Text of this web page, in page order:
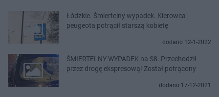
Łódzkie. Śmiertelny wypadek. Kierowca
peugeota potrącił starszą kobietę
dodano 12-1-2022
ŚMIERTELNY WYPADEK na S8. Przechodził
przez drogę ekspresową! Został potrącony
dodano 17-12-2021